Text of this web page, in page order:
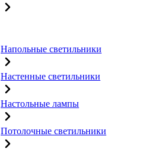
Напольные светильники
Настенные светильники
Настольные лампы
Потолочные светильники